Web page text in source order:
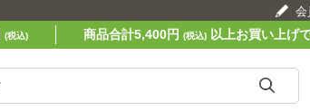
会
(税込) 商品合計5,400円 (税込)以上お買い上げ